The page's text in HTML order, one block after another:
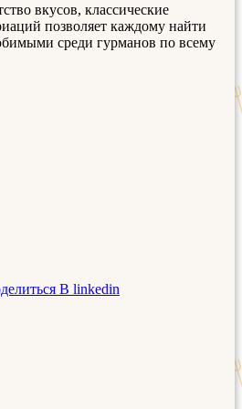
вкусов, классические
позволяет каждому найти
среди гурманов по всему